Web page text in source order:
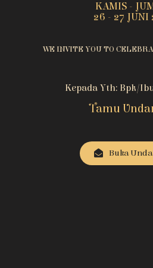
KAMIS -
26 - 27 JUNI
WE INVITE YOU TO
Kepada Yth: Bpk/
Tamu
Buka